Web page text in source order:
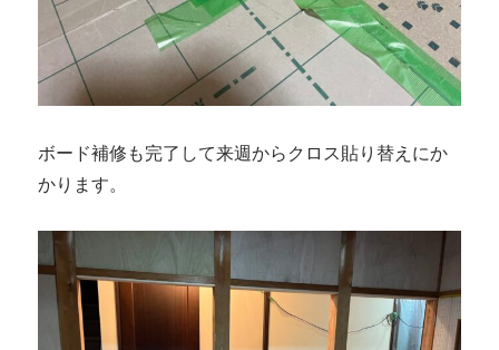
ボード補修も完了して来週からクロス貼り替えにか
かります。